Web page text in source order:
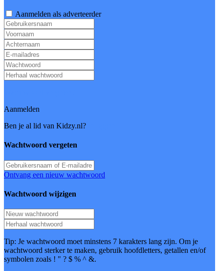
Aanmelden als adverteerder
Aanmelden
Ben je al lid van Kidzy.nl?
Wachtwoord vergeten
Ontvang een nieuw wachtwoord
Wachtwoord wijzigen
Tip: Je wachtwoord moet minstens 7 karakters lang zijn. Om je
wachtwoord sterker te maken, gebruik hoofdletters, getallen en/of
symbolen zoals ! " ? $ % ^ &.